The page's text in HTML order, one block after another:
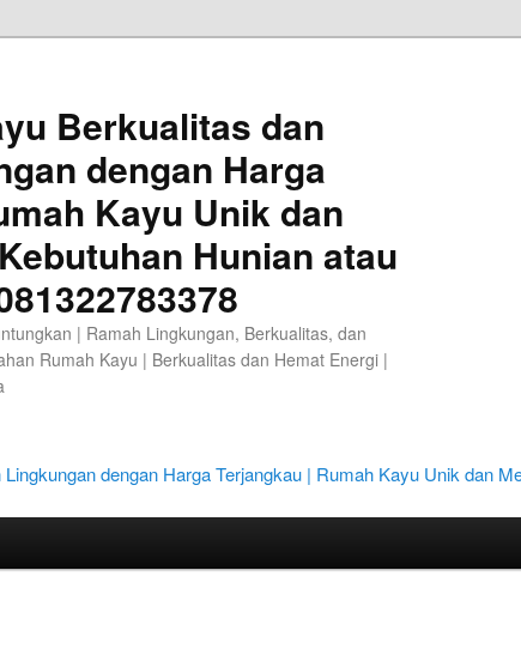
Berkualitas dan
dengan Harga
Kayu Unik dan
Hunian atau
| Ramah Lingkungan, Berkualitas, dan
Rumah Kayu | Berkualitas dan Hemat Energi |